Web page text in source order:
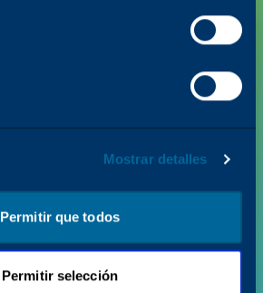
Mostrar detalles
Permitir que todos
Permitir selección
PRODUCTOS
SOPORTE